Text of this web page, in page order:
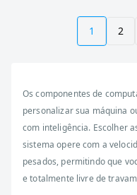
1 2
Os componentes de
personalizar sua máquina
com inteligência. Escolher
sistema opere com a
pesados, permitindo que
e totalmente livre de